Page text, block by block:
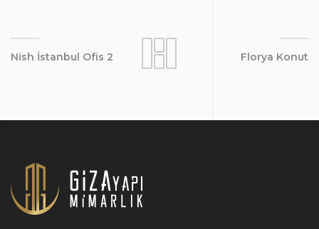
Nish İstanbul Ofis 2 Florya Konut